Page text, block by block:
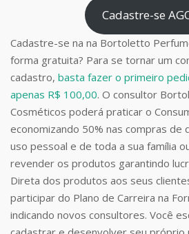
Cadastre-se
Cadastre-se na na Bortoletto
forma gratuita? Para se tornar um
cadastro, basta fazer o primeiro
apenas R$ 100,00. O consultor
Cosméticos poderá praticar o
economizando 50% nas compras de
uso pessoal e de toda a sua família
revender os produtos garantindo
Direta dos produtos aos seus
participar do Plano de Carreira na
indicando novos consultores. Você